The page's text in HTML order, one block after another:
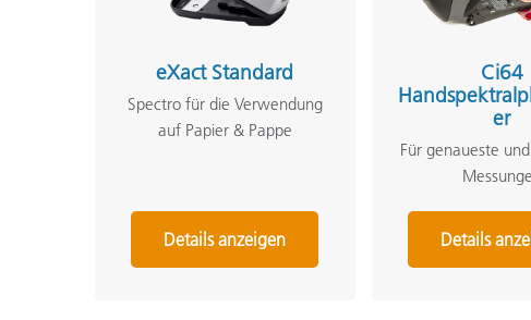
eXact Standard
Spectro für die Verwendung
auf Papier & Pappe
Details anzeigen
Ci64
er
Für genaueste
Details